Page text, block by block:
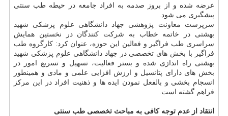
عرضه شده و از بروز صدمه به افراد جامعه در حیطه طب سنتی
پیشگیری می شود.
سرپرست معاونت پژوهشی جهاد دانشگاهی علوم پزشكی شهید
بهشتی در خاتمه خطاب به شركت كنندگان در نخستین همایش
سراسری طب فراگیر و فعالین این حوزه، عنوان كرد: كارگروه طب
فراگیر با بخش های تخصصی در جهاد دانشگاهی علوم پزشكی شهید
بهشتی راه اندازی شده و بستر فعالیت، تسهیل و تسریع امور در
بخش های دارای پتانسیل و ارزش افزایی علمی و مادی و همینطور
انسجام بخشی و بالفعل نمودن ایده ها و ذهنیت افراد در این مركز
فراهم گشته است.
انتقاد از عدم توجه كافی به مباحث تخصصی طب سنتی